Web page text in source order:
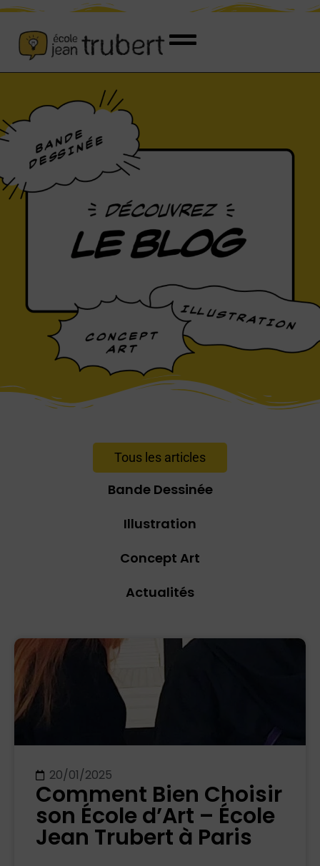
Tous les articles
Bande Dessinée
Illustration
Concept Art
Actualités
20/01/2025
Comment Bien Choisir
son École d’Art – École
Jean Trubert à Paris